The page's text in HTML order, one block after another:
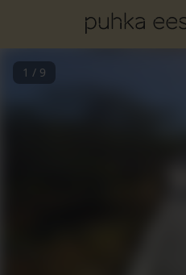
1 / 9